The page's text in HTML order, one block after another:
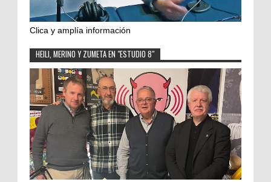
Clica y amplía información
HEILI, MERINO Y ZUMETA EN "ESTUDIO 8"